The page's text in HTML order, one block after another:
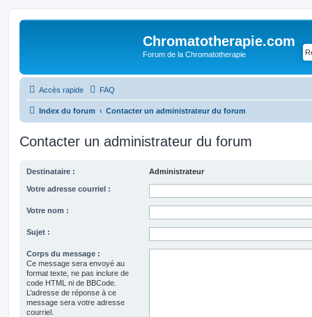
Chromatotherapie.com
Forum de la Chromatotherapie
Accès rapide FAQ
Index du forum Contacter un administrateur du forum
Contacter un administrateur du forum
Destinataire : Administrateur
Votre adresse courriel :
Votre nom :
Sujet :
Corps du message :
Ce message sera envoyé au
format texte, ne pas inclure de
code HTML ni de BBCode.
L’adresse de réponse à ce
message sera votre adresse
courriel.